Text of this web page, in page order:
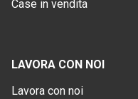
Case in vendita
LAVORA CON NOI
Lavora con noi